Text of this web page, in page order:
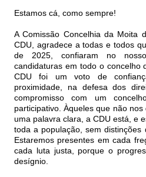
Estamos cá, como sempre!
A Comissão Concelhia da Moita
CDU, agradece a todas e todos
de 2025, confiaram no
candidaturas em todo o concelho
CDU foi um voto de
proximidade, na defesa dos
compromisso com um
participativo. Àqueles que não
uma palavra clara, a CDU está, e
toda a população, sem
Estaremos presentes em cada
cada luta justa, porque o
desígnio.